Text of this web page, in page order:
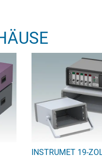
INSTRUMET 19-